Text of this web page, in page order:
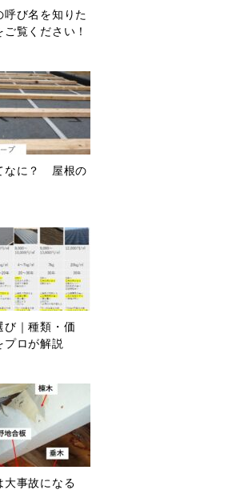
呼び名を知りた
覧ください！
なに？ 屋根の
び｜種類・価
プロが解説
大事故になる